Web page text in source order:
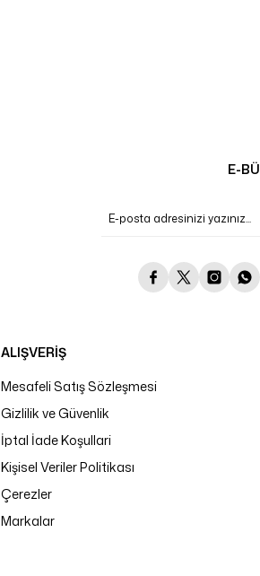
E-
ALIŞVERİŞ
Mesafeli Satış Sözleşmesi
Gizlilik ve Güvenlik
İptal İade Koşullari
Kişisel Veriler Politikası
Çerezler
Markalar